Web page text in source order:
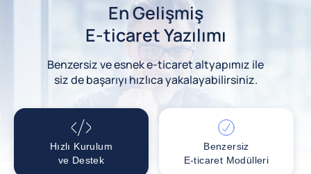
En Gelişmiş
E-ticaret Yazılımı
Benzersiz ve esnek e-ticaret altyapımız ile
siz de başarıyı hızlıca yakalayabilirsiniz.
Hızlı Kurulum
ve Destek
Benzersiz
E-ticaret Modülleri